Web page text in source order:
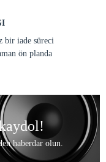
bir iade süreci
ön planda
haberdar olun.